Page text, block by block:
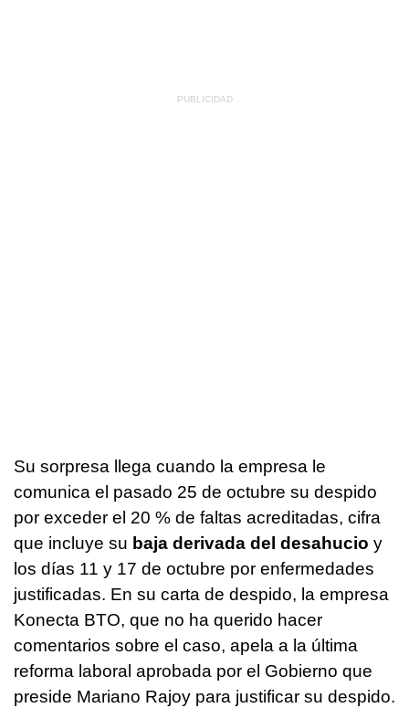
Su sorpresa llega cuando la empresa le
comunica el pasado 25 de octubre su despido
por exceder el 20 % de faltas acreditadas, cifra
que incluye su baja derivada del desahucio y
los días 11 y 17 de octubre por enfermedades
justificadas. En su carta de despido, la empresa
Konecta BTO, que no ha querido hacer
comentarios sobre el caso, apela a la última
reforma laboral aprobada por el Gobierno que
preside Mariano Rajoy para justificar su despido.